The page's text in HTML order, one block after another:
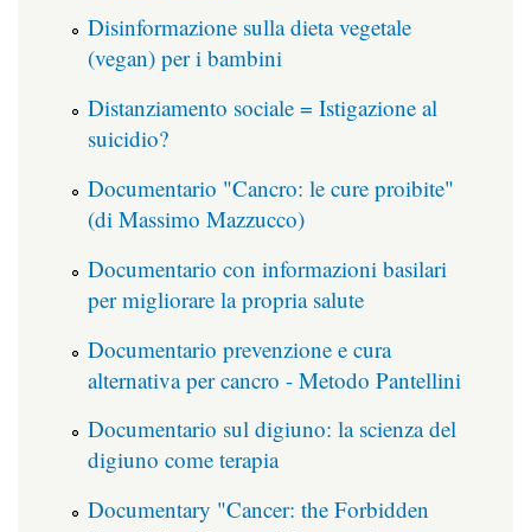
Disinformazione sulla dieta vegetale
(vegan) per i bambini
Distanziamento sociale = Istigazione al
suicidio?
Documentario "Cancro: le cure proibite"
(di Massimo Mazzucco)
Documentario con informazioni basilari
per migliorare la propria salute
Documentario prevenzione e cura
alternativa per cancro - Metodo Pantellini
Documentario sul digiuno: la scienza del
digiuno come terapia
Documentary "Cancer: the Forbidden